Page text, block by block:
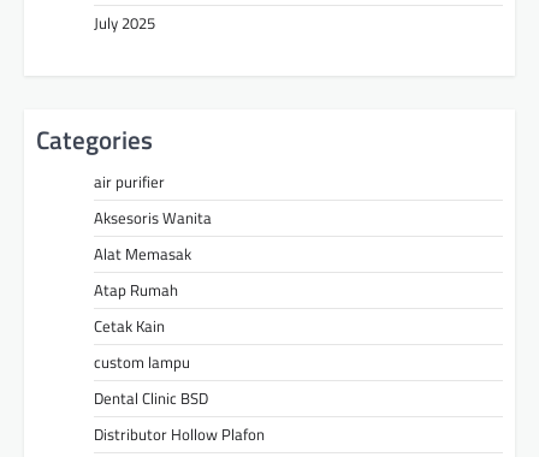
July 2025
Categories
air purifier
Aksesoris Wanita
Alat Memasak
Atap Rumah
Cetak Kain
custom lampu
Dental Clinic BSD
Distributor Hollow Plafon